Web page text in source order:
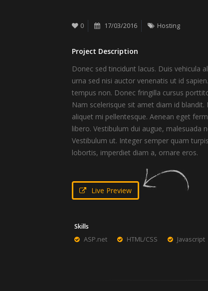
0 17/03/2016 Hosting
Project Description
Donec sed tincidunt lacus. Duis vehicula
urna sed nisi auctor venenatis ut id
tempus non. Donec fringilla cursus
Nam scelerisque sit amet diam id
aliquet mi pellentesque. Aenean eget
libero. Vestibulum dui augue, malesuada
Vestibulum ut. Integer semper quam
lobortis, imperdiet diam a, ornare eros.
Live Preview
Skills
ASP.net
HTML/CSS Javascript